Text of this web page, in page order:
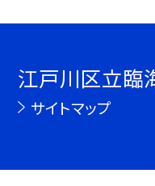
江戸川区立臨
サイトマップ